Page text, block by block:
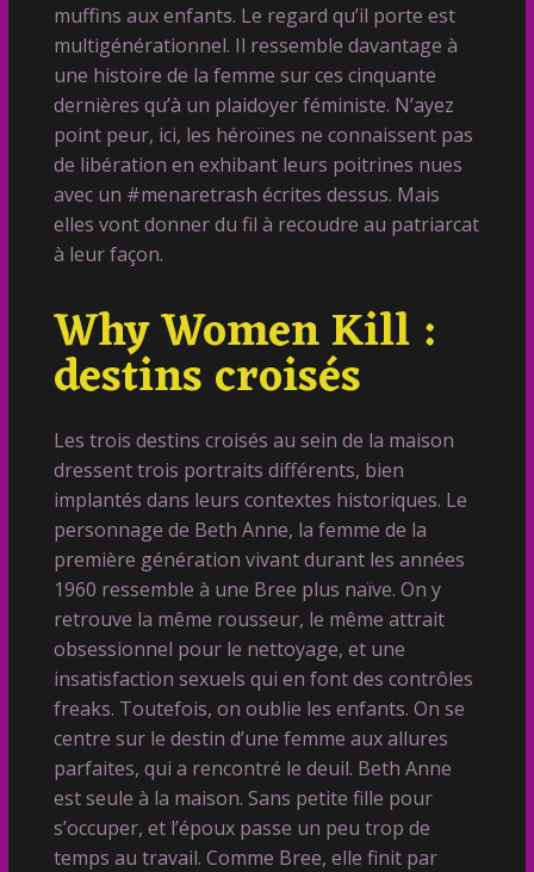
muffins aux enfants. Le regard qu’il porte est
multigénérationnel. Il ressemble davantage à
une histoire de la femme sur ces cinquante
dernières qu’à un plaidoyer féministe. N’ayez
point peur, ici, les héroïnes ne connaissent pas
de libération en exhibant leurs poitrines nues
avec un #menaretrash écrites dessus. Mais
elles vont donner du fil à recoudre au patriarcat
à leur façon.
Why Women Kill :
destins croisés
Les trois destins croisés au sein de la maison
dressent trois portraits différents, bien
implantés dans leurs contextes historiques. Le
personnage de Beth Anne, la femme de la
première génération vivant durant les années
1960 ressemble à une Bree plus naïve. On y
retrouve la même rousseur, le même attrait
obsessionnel pour le nettoyage, et une
insatisfaction sexuels qui en font des contrôles
freaks. Toutefois, on oublie les enfants. On se
centre sur le destin d’une femme aux allures
parfaites, qui a rencontré le deuil. Beth Anne
est seule à la maison. Sans petite fille pour
s’occuper, et l’époux passe un peu trop de
temps au travail. Comme Bree, elle finit par